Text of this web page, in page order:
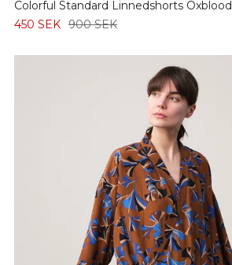
Colorful Standard Linnedshorts Oxblood
450 SEK 900 SEK